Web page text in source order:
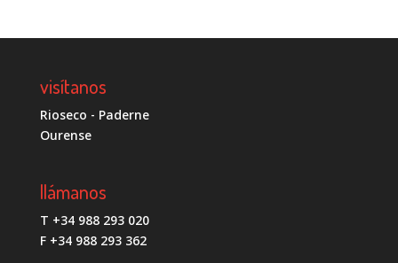
visítanos
Rioseco - Paderne
Ourense
llámanos
T +34 988 293 020
F +34 988 293 362